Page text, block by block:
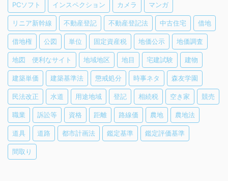
PCソフト インスペクション カメラ マンガ
リニア新幹線 不動産登記 不動産登記法 中古住宅 借地
借地権 公図 単位 固定資産税 地価公示 地価調査
地図 便利なサイト 地域地区 地目 宅建試験 建物
建築単価 建築基準法 懲戒処分 時事ネタ 森友学園
民法改正 水道 用途地域 登記 相続税 空き家 競売
職業 訴訟等 資格 距離 路線価 農地 農地法
道具 道路 都市計画法 鑑定基準 鑑定評価基準
間取り